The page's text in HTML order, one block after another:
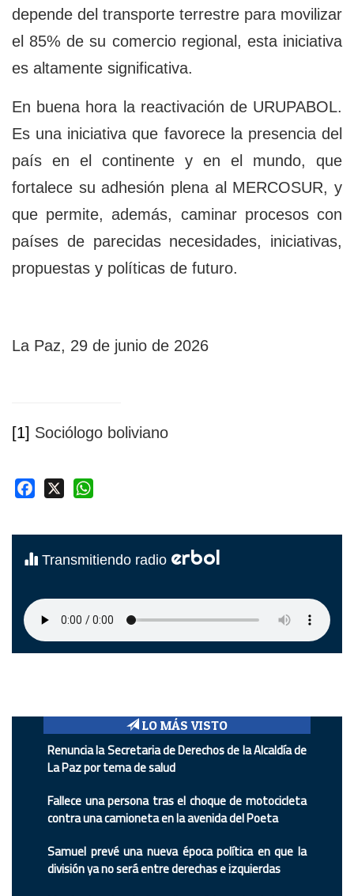
depende del transporte terrestre para movilizar
el 85% de su comercio regional, esta iniciativa
es altamente significativa.
En buena hora la reactivación de URUPABOL.
Es una iniciativa que favorece la presencia del
país en el continente y en el mundo, que
fortalece su adhesión plena al MERCOSUR, y
que permite, además, caminar procesos con
países de parecidas necesidades, iniciativas,
propuestas y políticas de futuro.
La Paz, 29 de junio de 2026
[1] Sociólogo boliviano
Facebook
Transmitiendo radio erbol
LO MÁS VISTO
Renuncia la Secretaria de Derechos de la Alcaldía de
La Paz por tema de salud
Fallece una persona tras el choque de motocicleta
contra una camioneta en la avenida del Poeta
Samuel prevé una nueva época política en que la
división ya no será entre derechas e izquierdas